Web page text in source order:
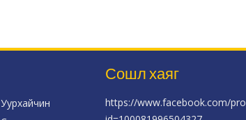
Уурхайчин
Сошл хаяг
https://www.facebook.com/